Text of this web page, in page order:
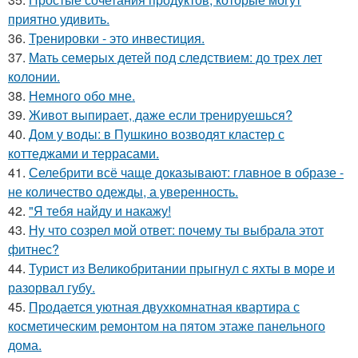
приятно удивить.
36. Тренировки - это инвестиция.
37. Мать семерых детей под следствием: до трех лет
колонии.
38. Немного обо мне.
39. Живот выпирает, даже если тренируешься?
40. Дом у воды: в Пушкино возводят кластер с
коттеджами и террасами.
41. Селебрити всё чаще доказывают: главное в образе -
не количество одежды, а уверенность.
42. "Я тебя найду и накажу!
43. Ну что созрел мой ответ: почему ты выбрала этот
фитнес?
44. Турист из Великобритании прыгнул с яхты в море и
разорвал губу.
45. Продается уютная двухкомнатная квартира с
косметическим ремонтом на пятом этаже панельного
дома.